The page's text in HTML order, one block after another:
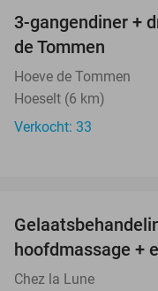
3-gangendiner +
de Tommen
Hoeve de Tommen
Hoeselt (6 km)
Verkocht: 33
hoofdmassage +
Chez la Lune